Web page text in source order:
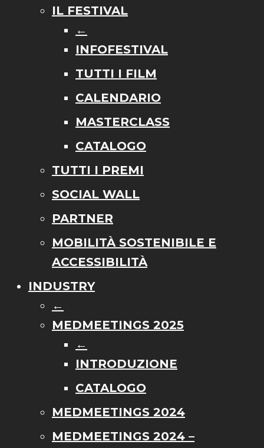
IL FESTIVAL
←
INFOFESTIVAL
TUTTI I FILM
CALENDARIO
MASTERCLASS
CATALOGO
TUTTI I PREMI
SOCIAL WALL
PARTNER
MOBILITÀ SOSTENIBILE E
ACCESSIBILITÀ
INDUSTRY
←
MEDMEETINGS 2025
←
INTRODUZIONE
CATALOGO
MEDMEETINGS 2024
MEDMEETINGS 2024 –